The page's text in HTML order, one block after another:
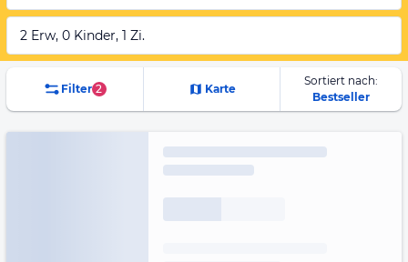
2 Erw, 0 Kinder, 1 Zi.
Filter 2 Karte
Sortiert nach:
Bestseller